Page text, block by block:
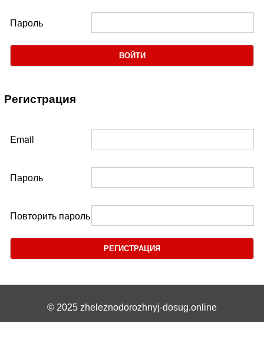
Пароль
ВОЙТИ
Регистрация
Email
Пароль
Повторить пароль
РЕГИСТРАЦИЯ
© 2025 zheleznodorozhnyj-dosug.online